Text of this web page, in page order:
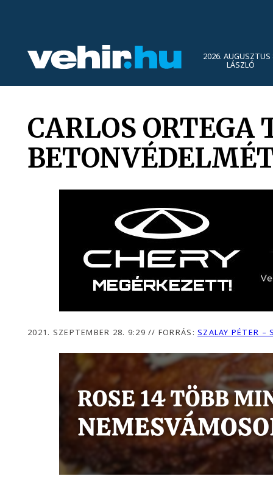
2026. AUGUSZTUS
LÁSZLÓ
CARLOS ORTEGA
2021. SZEPTEMBER 28. 9:29// FORRÁS:SZALAY PÉTER –